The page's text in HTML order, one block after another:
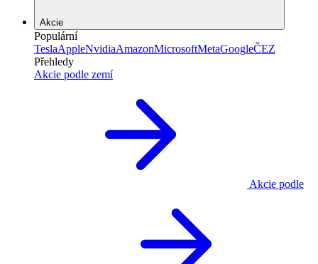
Akcie
Populární
TeslaAppleNvidiaAmazonMicrosoftMetaGoogleČEZ
Přehledy
Akcie podle zemí
Akcie podle